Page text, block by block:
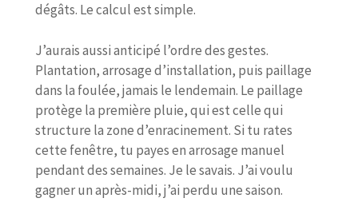
dégâts. Le calcul est simple.
J’aurais aussi anticipé l’ordre des gestes.
Plantation, arrosage d’installation, puis paillage
dans la foulée, jamais le lendemain. Le paillage
protège la première pluie, qui est celle qui
structure la zone d’enracinement. Si tu rates
cette fenêtre, tu payes en arrosage manuel
pendant des semaines. Je le savais. J’ai voulu
gagner un après-midi, j’ai perdu une saison.